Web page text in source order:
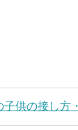
子供の接し方